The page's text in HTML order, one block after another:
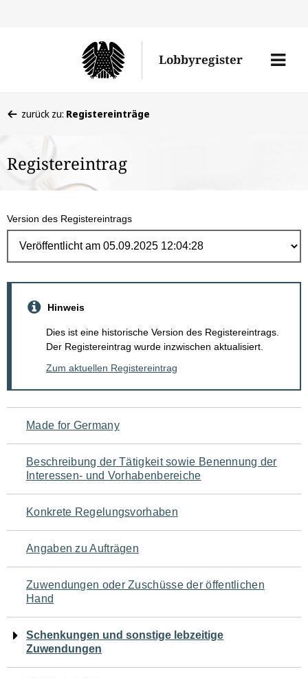
Lobbyregister
Menü
befinden
hier:
zurück zu: Registereinträge
Registereintrag
Version des Registereintrags
Hinweis
Dies ist eine historische Version des Registereintrags.
Der Registereintrag wurde inzwischen aktualisiert.
Zum aktuellen Registereintrag
Navigation
für
den
Seiteninhalt
Made for Germany
Beschreibung der Tätigkeit sowie Benennung der
Interessen- und Vorhabenbereiche
Konkrete Regelungsvorhaben
Angaben zu Aufträgen
Zuwendungen oder Zuschüsse der öffentlichen
Hand
Schenkungen und sonstige lebzeitige
Zuwendungen